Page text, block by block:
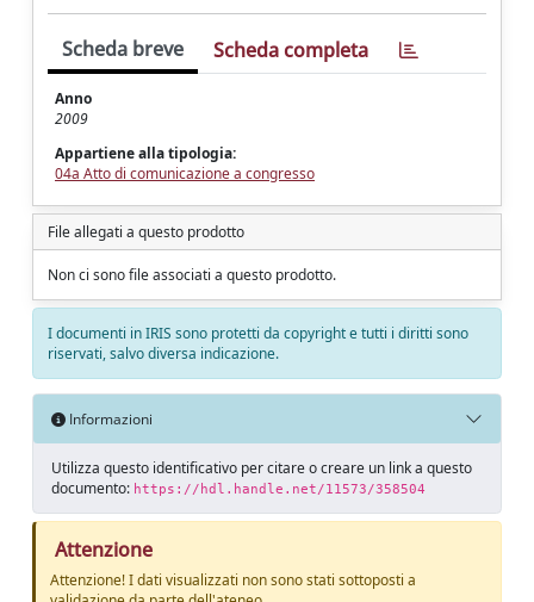
Scheda breve Scheda completa
Anno
2009
Appartiene alla tipologia:
04a Atto di comunicazione a congresso
File allegati a questo prodotto
Non ci sono file associati a questo prodotto.
I documenti in IRIS sono protetti da copyright e tutti i diritti sono
riservati, salvo diversa indicazione.
Informazioni
Utilizza questo identificativo per citare o creare un link a questo
documento: https://hdl.handle.net/11573/358504
Attenzione
Attenzione! I dati visualizzati non sono stati sottoposti a